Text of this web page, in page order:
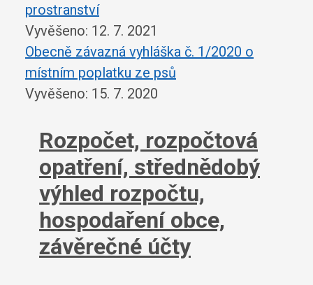
prostranství
Vyvěšeno: 12. 7. 2021
Obecně závazná vyhláška č. 1/2020 o
místním poplatku ze psů
Vyvěšeno: 15. 7. 2020
Rozpočet, rozpočtová
opatření, střednědobý
výhled rozpočtu,
hospodaření obce,
závěrečné účty